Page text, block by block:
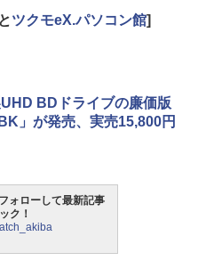
ツクモeX.パソコン館]
BDドライブの廉価版
」が発売、実売15,800円
ォローして最新記事
ク！